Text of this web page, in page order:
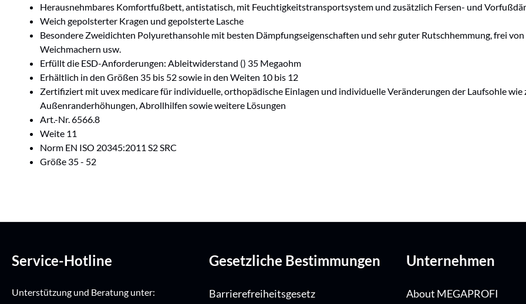
Herausnehmbares Komfortfußbett, antistatisch, mit Feuchtigkeitstransportsystem und zusätzlich Fersen- und
Weich gepolsterter Kragen und gepolsterte Lasche
Besondere Zweidichten Polyurethansohle mit besten Dämpfungseigenschaften und sehr guter Rutschhemmung, frei
Weichmachern usw.
Erfüllt die ESD-Anforderungen: Ableitwiderstand () 35 Megaohm
Erhältlich in den Größen 35 bis 52 sowie in den Weiten 10 bis 12
Zertifiziert mit uvex medicare für individuelle, orthopädische Einlagen und individuelle Veränderungen der Laufsohle wie
Außenranderhöhungen, Abrollhilfen sowie weitere Lösungen
Art.-Nr. 6566.8
Weite 11
Norm EN ISO 20345:2011 S2 SRC
Größe 35 - 52
Service-Hotline
Unterstützung und Beratung unter:
Gesetzliche Bestimmungen
Barrierefreiheitsgesetz
Unternehmen
About MEGAPROFI